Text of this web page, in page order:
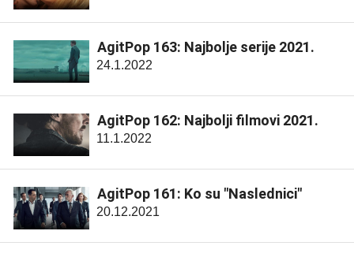
AgitPop 163: Najbolje serije 2021.
24.1.2022
AgitPop 162: Najbolji filmovi 2021.
11.1.2022
AgitPop 161: Ko su "Naslednici"
20.12.2021